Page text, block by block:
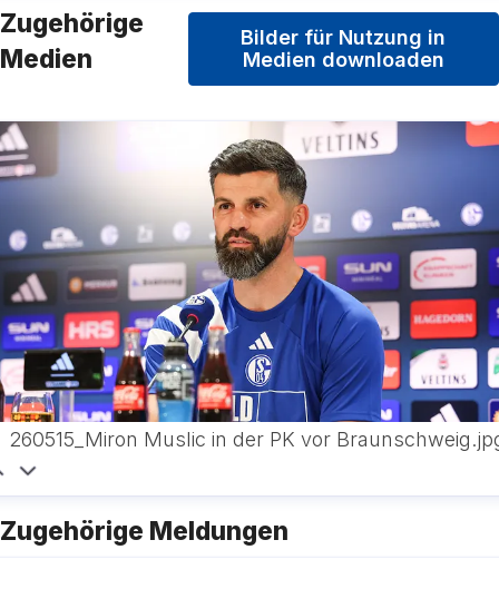
Zugehörige
Medien
Bilder für Nutzung in
Medien downloaden
260515_Miron Muslic in der PK vor
Zugehörige Meldungen